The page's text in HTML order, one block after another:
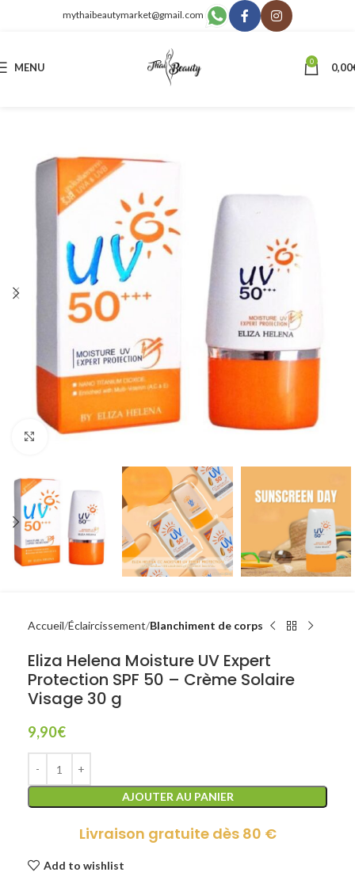
mythaibeautymarket@gmail.com
MENU 0 0,00
Click to enlarge
Accueil Éclaircissement Blanchiment de corps
Eliza Helena Moisture UV Expert
Protection SPF 50 – Crème Solaire
Visage 30 g
9,90€
AJOUTER AU PANIER
Livraison gratuite dès 80 €
Add to wishlist